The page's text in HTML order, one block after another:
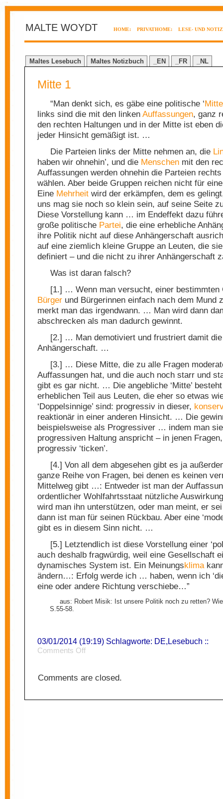
MALTE WOYDT HOME: PRIVATHOME: LESE- UND
Maltes Lesebuch Maltes Notizbuch _EN _FR _NL
Mitte 1
“Man denkt sich, es gäbe eine politische ‘Mitte
links sind die mit den linken Auffassungen, ganz
den rechten Haltungen und in der Mitte ist eben
jeder Hinsicht gemäßigt ist. …
Die Parteien links der Mitte nehmen an, die
haben wir ohnehin’, und die Menschen mit den
Auffassungen werden ohnehin die Parteien
wählen. Aber beide Gruppen reichen nicht für
Eine Mehrheit wird der erkämpfen, dem es
uns mag sie noch so klein sein, auf seine Seite
Diese Vorstellung kann … im Endeffekt dazu
große politische Partei, die eine erhebliche
ihre Politik nicht auf diese Anhängerschaft
auf eine ziemlich kleine Gruppe an Leuten, die sie
definiert – und die nicht zu ihrer Anhängerschaft
Was ist daran falsch?
[1.] … Wenn man versucht, einer bestimmten
Bürger und Bürgerinnen einfach nach dem Mund
merkt man das irgendwann. … Man wird dann
abschrecken als man dadurch gewinnt.
[2.] … Man demotiviert und frustriert damit die
Anhängerschaft. …
[3.] … Diese Mitte, die zu alle Fragen
Auffassungen hat, und die auch noch starr und
gibt es gar nicht. … Die angebliche ‘Mitte’
erheblichen Teil aus Leuten, die eher so etwas
‘Doppelsinnige’ sind: progressiv in dieser,
reaktionär in einer anderen Hinsicht. … Die
beispielsweise als Progressiver … indem man
progressiven Haltung anspricht – in jenen
progressiv ‘ticken’.
[4.] Von all dem abgesehen gibt es ja
ganze Reihe von Fragen, bei denen es keinen
Mittelweg gibt …: Entweder ist man der
ordentlicher Wohlfahrtsstaat nützliche
wird man ihn unterstützen, oder man meint, er
dann ist man für seinen Rückbau. Aber eine
gibt es in diesem Sinn nicht. …
[5.] Letztendlich ist diese Vorstellung einer
auch deshalb fragwürdig, weil eine Gesellschaft
dynamisches System ist. Ein Meinungsklima
ändern…: Erfolg werde ich … haben, wenn ich
eine oder andere Richtung verschiebe…”
aus: Robert Misik: Ist unsere Politik noch zu retten?
S.55-58.
03/01/2014 (19:19) Schlagworte: DE,Lesebuch ::
Comments Offon
Comments are closed.